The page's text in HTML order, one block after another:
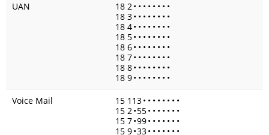
UAN
18 2• • • • • • • •
18 3• • • • • • • •
18 4• • • • • • • •
18 5• • • • • • • •
18 6• • • • • • • •
18 7• • • • • • • •
18 8• • • • • • • •
18 9• • • • • • • •
Voice Mail
15 113• • • • • • • •
15 2•55• • • • • • •
15 7•99• • • • • • •
15 9•33• • • • • • •